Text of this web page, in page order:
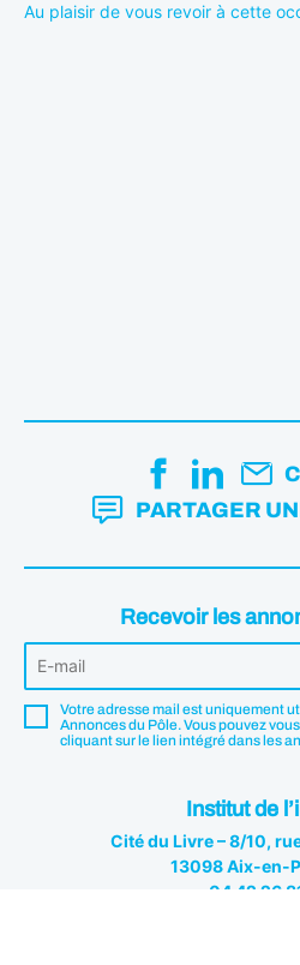
Au plaisir de vous revoir à cette
PARTAGER
Recevoir les
Votre adresse mail est uniquement
Annonces du Pôle. Vous pouvez
cliquant sur le lien intégré dans les
Institut de
Cité du Livre – 8/10,
13098 Aix-en-
04 42 26